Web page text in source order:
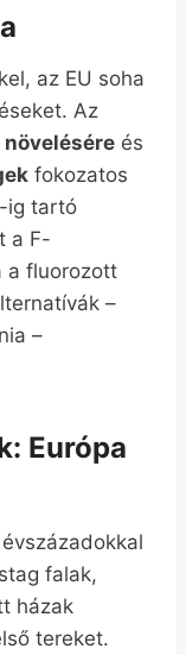
az EU soha
Az
és
fokozatos
ig tartó
a F-
a fluorozott
–
–
Európa
falak,
házak
tereket.